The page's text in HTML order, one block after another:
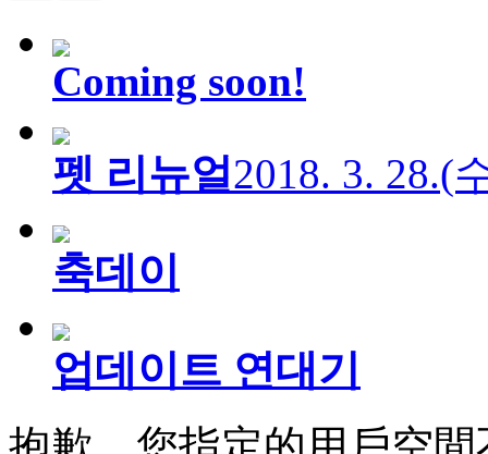
Coming soon!
펫 리뉴얼2018. 3. 28.(
축데이
업데이트 연대기